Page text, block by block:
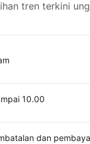
tren terkini
10.00
dan